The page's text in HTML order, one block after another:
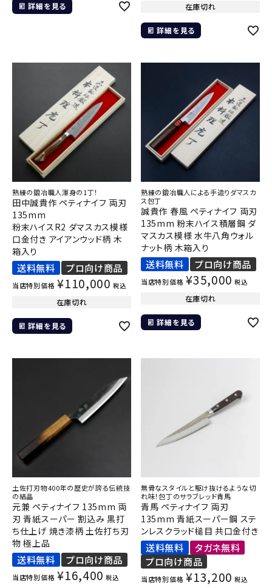
詳細を見る 在庫切れ
詳細を見る
熟練の鍛冶職人渾身の1丁！
田中誠貴作 ペティナイフ 両刃
135mm
粉末ハイスR2 ダマスカス模様
口金付き アイアンウッド柄 木
箱入り
送料無料 プロ向け商品
当店特別価格 ¥110,000 税込
在庫切れ
詳細を見る
熟練の鍛冶職人による手造りダマスカ
ス包丁
誠貴作 春風 ペティナイフ 両刃
135mm 粉末ハイス積層鋼 ダ
マスカス模様 水牛八角ウォル
ナット柄 木箱入り
送料無料 プロ向け商品
当店特別価格 ¥35,000 税込
在庫切れ
詳細を見る
土佐打刃物400年の歴史が誇る伝統技
の結晶
元兼 ペティナイフ 135mm 両
刃 青紙スーパー 割込み 黒打
ち仕上げ 焼き漆柄 土佐打ち刃
物 極上品
送料無料 プロ向け商品
当店特別価格 ¥16,400 税込
無骨なスタイルと駆け抜けるような切
れ味！包丁のサラブレッド青馬
青馬 ペティナイフ 両刃
135mm 青紙スーパー鋼 ステ
ンレスクラッド槌目 共口金付き
送料無料
タガネ無料
プロ向け商品
当店特別価格 ¥13,200 税込